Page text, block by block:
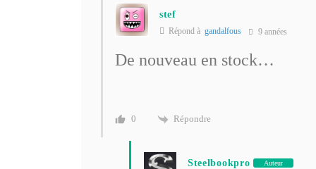
stef
Répond à gandalfous 9 années
De nouveau en stock…
0 Répondre
Steelbookpro Auteur